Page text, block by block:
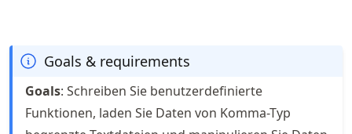
Goals & requirements
Goals: Schreiben Sie benutzerdefinierte
Funktionen, laden Sie Daten von Komma-Typ